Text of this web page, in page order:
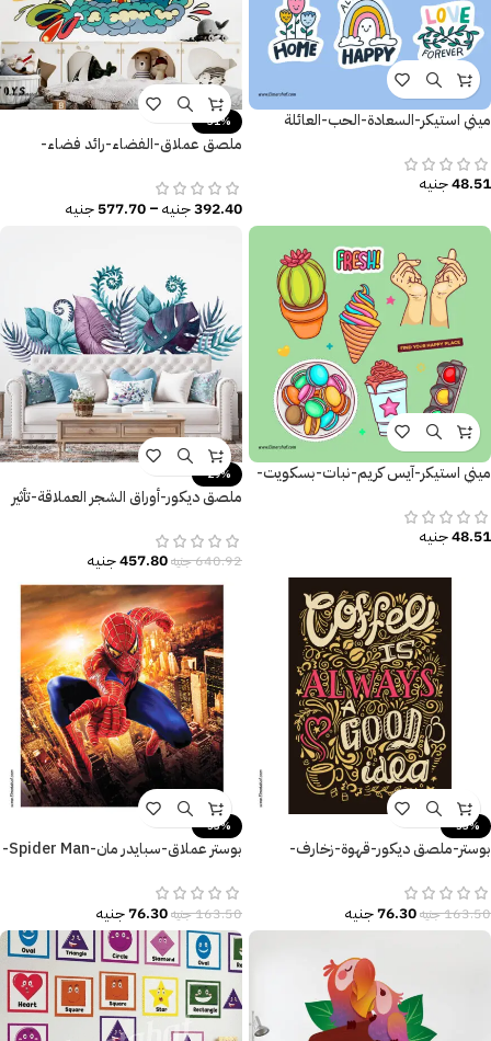
ميني استيكر-السعادة-الحب-العائلة
48.51جنيه
-31%
ملصق عملاق-الفضاء-رائد فضاء-
392.40جنيه–
577.70جنيه
ميني استيكر-آيس كريم-نبات-بسكويت-
48.51جنيه
-29%
ملصق ديكور-أوراق الشجر العملاقة-تأثير
640.92جنيه457.80جنيه
-53%
بوستر-ملصق ديكور-قهوة-زخارف-
163.50جنيه76.30جنيه
-53%
بوستر عملاق-سبايدر مان-Spider Man-
163.50جنيه76.30جنيه